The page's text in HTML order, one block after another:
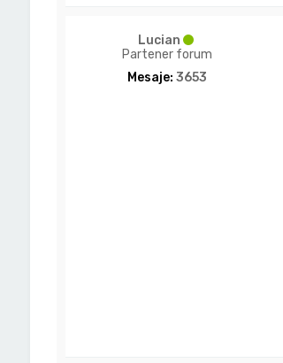
Lucian
Partener forum
Mesaje: 3653